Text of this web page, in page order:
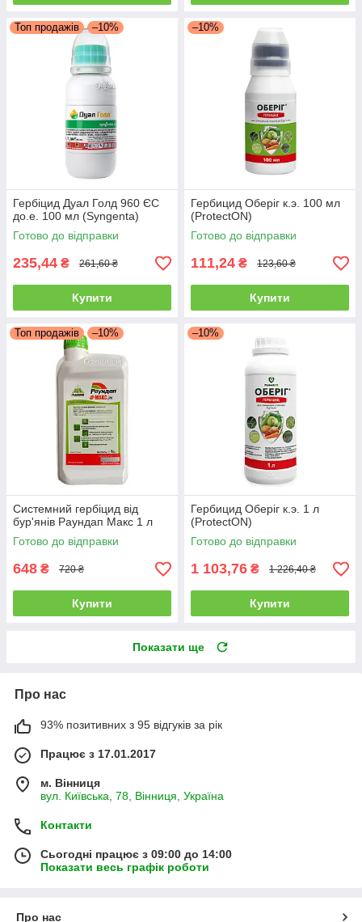
Топ продажів –10%
Гербіцид Дуал Голд 960 ЄС
до.е. 100 мл (Syngenta)
Готово до відправки
235,44 ₴ 261,60 ₴
Купити
–10%
Гербицид Оберіг к.э. 100 мл
(ProtectON)
Готово до відправки
111,24 ₴ 123,60 ₴
Купити
Топ продажів –10%
Системний гербіцид від
бур'янів Раундап Макс 1 л
Готово до відправки
648 ₴ 720 ₴
Купити
–10%
Гербицид Оберіг к.э. 1 л
(ProtectON)
Готово до відправки
1 103,76 ₴ 1 226,40 ₴
Купити
Показати ще
Про нас
93% позитивних з 95 відгуків за рік
Працює з 17.01.2017
м. Вінниця
вул. Київська, 78, Вінниця, Україна
Контакти
Сьогодні працює з 09:00 до 14:00
Показати весь графік роботи
Про нас